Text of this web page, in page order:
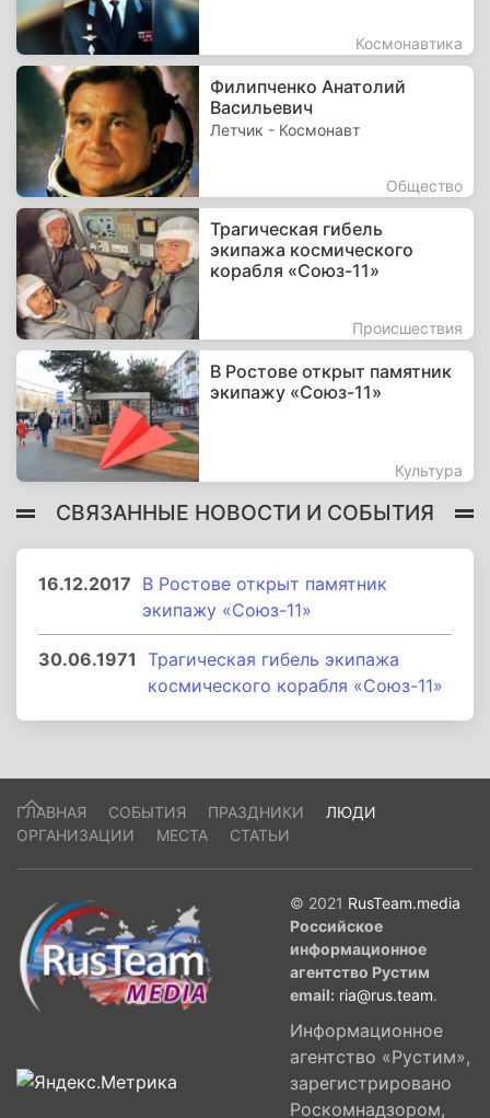
Космонавтика
Филипченко Анатолий
Васильевич
Летчик - Космонавт
Общество
Трагическая гибель
экипажа космического
корабля «Союз-11»
Происшествия
В Ростове открыт памятник
экипажу «Союз-11»
Культура
СВЯЗАННЫЕ НОВОСТИ И СОБЫТИЯ
16.12.2017 В Ростове открыт памятник
экипажу «Союз-11»
30.06.1971 Трагическая гибель экипажа
космического корабля «Союз-11»
ГЛАВНАЯ СОБЫТИЯ ПРАЗДНИКИ
ЛЮДИ
ОРГАНИЗАЦИИ
МЕСТА СТАТЬИ
© 2021 RusTeam.media
Российское
информационное
агентство Рустим
email: ria@rus.team.
Информационное
агентство «Рустим»,
зарегистрировано
Роскомнадзором,